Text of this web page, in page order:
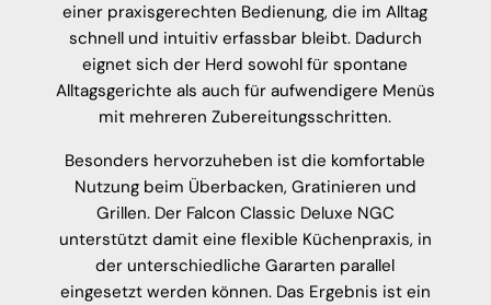
einer praxisgerechten Bedienung, die im Alltag
schnell und intuitiv erfassbar bleibt. Dadurch
eignet sich der Herd sowohl für spontane
Alltagsgerichte als auch für aufwendigere Menüs
mit mehreren Zubereitungsschritten.
Besonders hervorzuheben ist die komfortable
Nutzung beim Überbacken, Gratinieren und
Grillen. Der Falcon Classic Deluxe NGC
unterstützt damit eine flexible Küchenpraxis, in
der unterschiedliche Gararten parallel
eingesetzt werden können. Das Ergebnis ist ein